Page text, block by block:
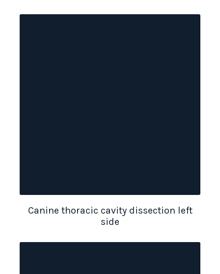
Canine thoracic cavity dissection left
side